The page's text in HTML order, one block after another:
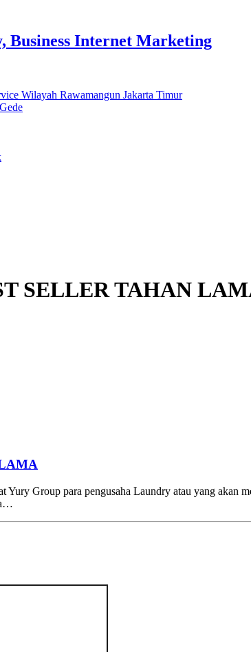
Business Internet Marketing
Wilayah Rawamangun Jakarta Timur
SELLER TAHAN
Group para pengusaha Laundry atau yang akan